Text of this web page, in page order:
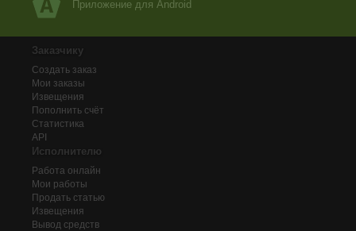
Приложение для Android
Заказчику
Создать заказ
Мои заказы
Извещения
Пополнить счёт
Статистика
API
Исполнителю
Работа онлайн
Мои работы
Продать статью
Извещения
Вывод средств